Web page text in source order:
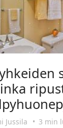
Jussila • 3 min